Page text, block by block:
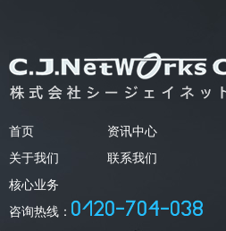
首页
资讯中心
关于我们
联系我们
核心业务
咨询热线：